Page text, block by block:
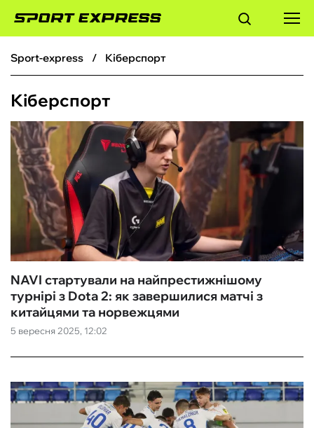
ФУТБОЛ
БАСКЕТБОЛ
БОКС
ХОКЕЙ
ТЕНІС
КІБЕРСПОРТ
ЧС-2026
ФУТЗАЛ
ІНШІ
БУКМЕКЕРИ
sport-express Кіберспорт
Кіберспорт
5 вересня 2025, 12:02
NAVI стартували на найпрестижнішому
турнірі з Dota 2: як завершилися матчі з
китайцями та норвежцями